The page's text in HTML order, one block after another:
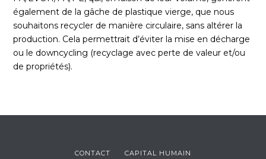
également de la gâche de plastique vierge, que nous
souhaitons recycler de manière circulaire, sans altérer la
production. Cela permettrait d’éviter la mise en décharge
ou le downcycling (recyclage avec perte de valeur et/ou
de propriétés).
CONTACT CAPITAL HUMAIN